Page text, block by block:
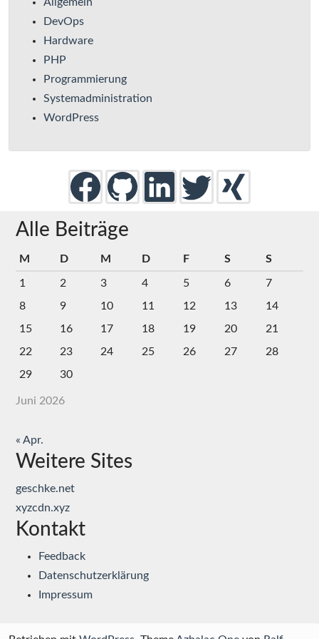
Allgemein
DevOps
Hardware
PHP
Programmierung
Systemadministration
WordPress
Alle Beiträge
Juni 2026
M D M D F S S
1 2 3 4 5 6
7
8
9 10 11 12 13
14
15
16 17 18 19 20
21
22
23 24 25 26 27
28
29
30
« Apr.
Weitere Sites
geschke.net
xyzcdn.xyz
Kontakt
Feedback
Datenschutzerklärung
Impressum